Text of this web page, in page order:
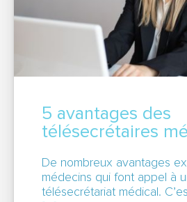
5 avantages des
télésecrétaires
De nombreux avantages
médecins qui font appel à
télésecrétariat médical.